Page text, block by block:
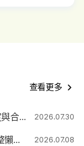
查看更多
美國學生簽證最新公告｜2026 F-1簽證新規定與合法停留期限變更解析 2026.07.30
【2026 最新】澳洲打工度假與學生簽證費用調整懶人包 2026.07.08